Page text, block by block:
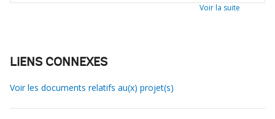
Voir la suite
LIENS CONNEXES
Voir les documents relatifs au(x) projet(s)